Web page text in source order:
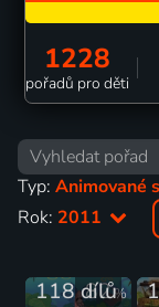
1228
pořadů pro děti
Typ: Animované
Rok: 2011
82%
118 dílů